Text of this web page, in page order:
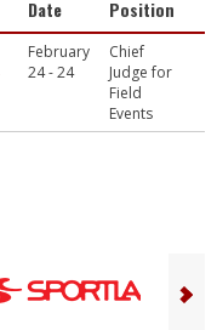
Date Position
February
24 - 24
Chief
Judge for
Field
Events